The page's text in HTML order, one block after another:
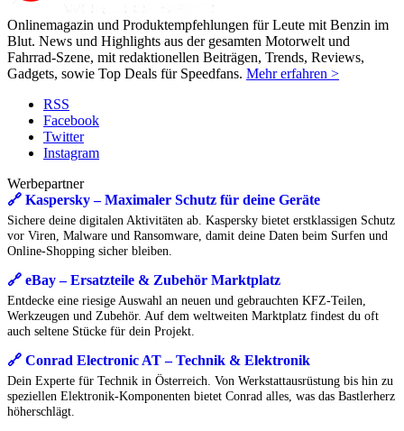
Onlinemagazin und Produktempfehlungen für Leute mit Benzin im
Blut. News und Highlights aus der gesamten Motorwelt und
Fahrrad-Szene, mit redaktionellen Beiträgen, Trends, Reviews,
Gadgets, sowie Top Deals für Speedfans. Mehr erfahren >
RSS
Facebook
Twitter
Instagram
Werbepartner
🔗 Kaspersky – Maximaler Schutz für deine Geräte
Sichere deine digitalen Aktivitäten ab. Kaspersky bietet erstklassigen Schutz
vor Viren, Malware und Ransomware, damit deine Daten beim Surfen und
Online-Shopping sicher bleiben.
🔗 eBay – Ersatzteile & Zubehör Marktplatz
Entdecke eine riesige Auswahl an neuen und gebrauchten KFZ-Teilen,
Werkzeugen und Zubehör. Auf dem weltweiten Marktplatz findest du oft
auch seltene Stücke für dein Projekt.
🔗 Conrad Electronic AT – Technik & Elektronik
Dein Experte für Technik in Österreich. Von Werkstattausrüstung bis hin zu
speziellen Elektronik-Komponenten bietet Conrad alles, was das Bastlerherz
höherschlägt.